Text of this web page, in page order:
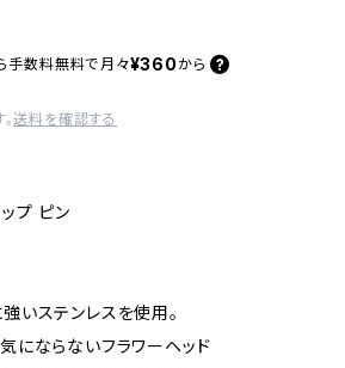
手数料無料で 月々¥360 から
送料を確認する
プ ピン
いステンレスを使用。
にならないフラワーヘッド